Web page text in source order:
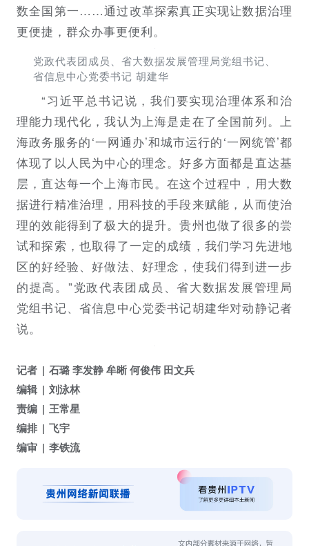
数全国第一……通过改革探索真正实现让数据治理
更便捷，群众办事更便利。
党政代表团成员、省大数据发展管理局党组书记、
省信息中心党委书记 胡建华
“习近平总书记说，我们要实现治理体系和治
理能力现代化，我认为上海是走在了全国前列。上
海政务服务的‘一网通办’和城市运行的‘一网统管’都
体现了以人民为中心的理念。好多方面都是直达基
层，直达每一个上海市民。在这个过程中，用大数
据进行精准治理，用科技的手段来赋能，从而使治
理的效能得到了极大的提升。贵州也做了很多的尝
试和探索，也取得了一定的成绩，我们学习先进地
区的好经验、好做法、好理念，使我们得到进一步
的提高。”党政代表团成员、省大数据发展管理局
党组书记、 省信息中心党委书记胡建华对动静记者
说。
记者
石璐 李发静 牟晰 何俊伟 田文兵
编辑
刘泳林
责编
王常星
编排
飞宇
编审
李铁流